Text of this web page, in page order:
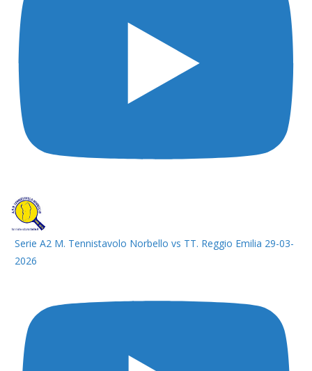
Serie A2 M. Tennistavolo Norbello vs TT. Reggio Emilia 29-03-
2026